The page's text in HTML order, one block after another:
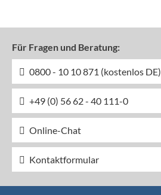
Für Fragen und Beratung:
0800 - 10 10 871 (kostenlos DE)
+49 (0) 56 62 - 40 111-0
Online-Chat
Kontaktformular